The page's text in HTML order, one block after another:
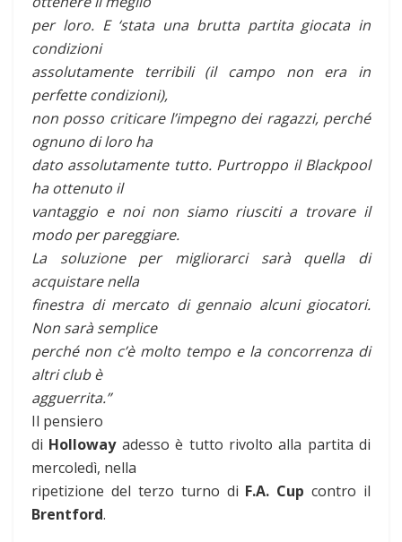
per loro. E ‘stata una brutta partita giocata in
condizioni
assolutamente terribili (il campo non era in
perfette condizioni),
non posso criticare l’impegno dei ragazzi, perché
ognuno di loro ha
dato assolutamente tutto. Purtroppo il Blackpool
ha ottenuto il
vantaggio e noi non siamo riusciti a trovare il
modo per pareggiare.
La soluzione per migliorarci sarà quella di
acquistare nella
finestra di mercato di gennaio alcuni giocatori.
Non sarà semplice
perché non c’è molto tempo e la concorrenza di
altri club è
agguerrita.”
Il pensiero
di Hollowayadesso è tutto rivolto alla partita di
mercoledì, nella
ripetizione del terzo turno di F.A. Cup contro il
Brentford.